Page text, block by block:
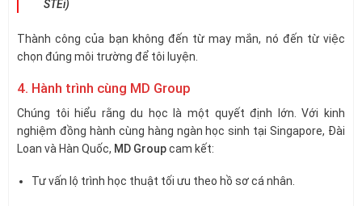
STEi)
Thành công của bạn không đến từ may mắn, nó đến từ việc
chọn đúng môi trường để tôi luyện.
4. Hành trình cùng MD Group
Chúng tôi hiểu rằng du học là một quyết định lớn. Với kinh
nghiệm đồng hành cùng hàng ngàn học sinh tại Singapore, Đài
Loan và Hàn Quốc, MD Groupcam kết:
Tư vấn lộ trình học thuật tối ưu theo hồ sơ cá nhân.